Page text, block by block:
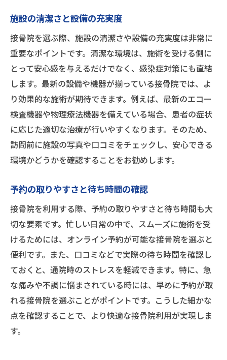
施設の清潔さと設備の充実度
接骨院を選ぶ際、施設の清潔さや設備の充実度は非常に
重要なポイントです。清潔な環境は、施術を受ける側に
とって安心感を与えるだけでなく、感染症対策にも直結
します。最新の設備や機器が揃っている接骨院では、よ
り効果的な施術が期待できます。例えば、最新のエコー
検査機器や物理療法機器を備えている場合、患者の症状
に応じた適切な治療が行いやすくなります。そのため、
訪問前に施設の写真や口コミをチェックし、安心できる
環境かどうかを確認することをお勧めします。
予約の取りやすさと待ち時間の確認
接骨院を利用する際、予約の取りやすさと待ち時間も大
切な要素です。忙しい日常の中で、スムーズに施術を受
けるためには、オンライン予約が可能な接骨院を選ぶと
便利です。また、口コミなどで実際の待ち時間を確認し
ておくと、通院時のストレスを軽減できます。特に、急
な痛みや不調に悩まされている時には、早めに予約が取
れる接骨院を選ぶことがポイントです。こうした細かな
点を確認することで、より快適な接骨院利用が実現しま
す。